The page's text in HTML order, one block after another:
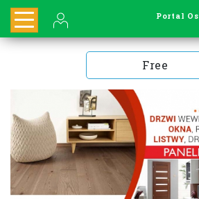
Portal
Free